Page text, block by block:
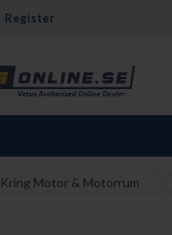
Register
Kring Motor & Motorrum